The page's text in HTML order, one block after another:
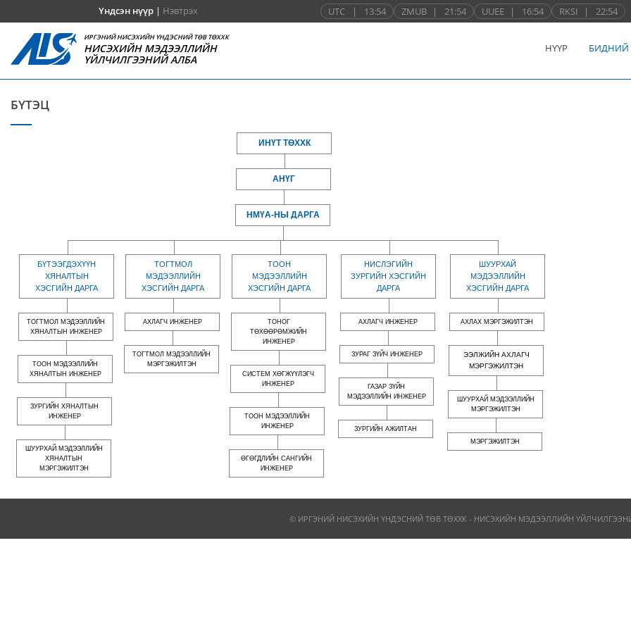
Үндсэн нүүр| Нэвтрэх UTC | 13:54 ZMUB | 21:54 UUEE | 16:54 RKSI | 22:54
ИРГЭНИЙ НИСЭХИЙН ҮНДЭСНИЙ ТӨВ ТӨХХК
НИСЭХИЙН МЭДЭЭЛЛИЙН
ҮЙЛЧИЛГЭЭНИЙ АЛБА
НҮҮР БИДНИЙ
БҮТЭЦ
ИНҮТ ТӨХХК
АНҮГ
НМҮА-НЫ ДАРГА
БҮТЭЭГДЭХҮҮН
ХЯНАЛТЫН
ХЭСГИЙН ДАРГА
ТОГТМОЛ МЭДЭЭЛЛИЙН
ХЯНАЛТЫН ИНЖЕНЕР
ТООН МЭДЭЭЛЛИЙН
ХЯНАЛТЫН ИНЖЕНЕР
ЗУРГИЙН ХЯНАЛТЫН
ИНЖЕНЕР
ШУУРХАЙ МЭДЭЭЛЛИЙН
ХЯНАЛТЫН
МЭРГЭЖИЛТЭН
ТОГТМОЛ
МЭДЭЭЛЛИЙН
ХЭСГИЙН ДАРГА
АХЛАГЧ ИНЖЕНЕР
ТОГТМОЛ МЭДЭЭЛЛИЙН
МЭРГЭЖИЛТЭН
ТООН
МЭДЭЭЛЛИЙН
ХЭСГИЙН ДАРГА
ТОНОГ
ТӨХӨӨРӨМЖИЙН
ИНЖЕНЕР
СИСТЕМ ХӨГЖҮҮЛЭГЧ
ИНЖЕНЕР
ТООН МЭДЭЭЛЛИЙН
ИНЖЕНЕР
ӨГӨГДЛИЙН САНГИЙН
ИНЖЕНЕР
НИСЛЭГИЙН
ЗУРГИЙН ХЭСГИЙН
ДАРГА
АХЛАГЧ ИНЖЕНЕР
ЗУРАГ ЗҮЙЧ ИНЖЕНЕР
ГАЗАР ЗҮЙН
МЭДЭЭЛЛИЙН ИНЖЕНЕР
ЗУРГИЙН АЖИЛТАН
ШУУРХАЙ
МЭДЭЭЛЛИЙН
ХЭСГИЙН ДАРГА
АХЛАХ МЭРГЭЖИЛТЭН
ЭЭЛЖИЙН АХЛАГЧ
МЭРГЭЖИЛТЭН
ШУУРХАЙ МЭДЭЭЛЛИЙН
МЭРГЭЖИЛТЭН
МЭРГЭЖИЛТЭН
© ИРГЭНИЙ НИСЭХИЙН ҮНДЭСНИЙ ТӨВ ТӨХХК - НИСЭХИЙН МЭДЭЭЛЛИЙН